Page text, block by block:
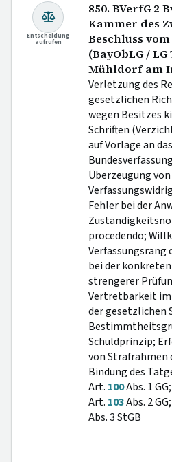
Entscheidung
aufrufen
850. BVerfG 2
Kammer des
Beschluss vom
(BayObLG /
Mühldorf am
Verletzung des
gesetzlichen
wegen Besitzes
Schriften
auf Vorlage an das
Überzeugung
Fehler bei der
procedendo;
bei der
strengerer
Vertretbarkeit
der gesetzlichen
Schuldprinzip;
von Strafrahmen
Bindung des
Art. 100Abs. 1
Art. 103Abs. 2
Abs. 3 StGB